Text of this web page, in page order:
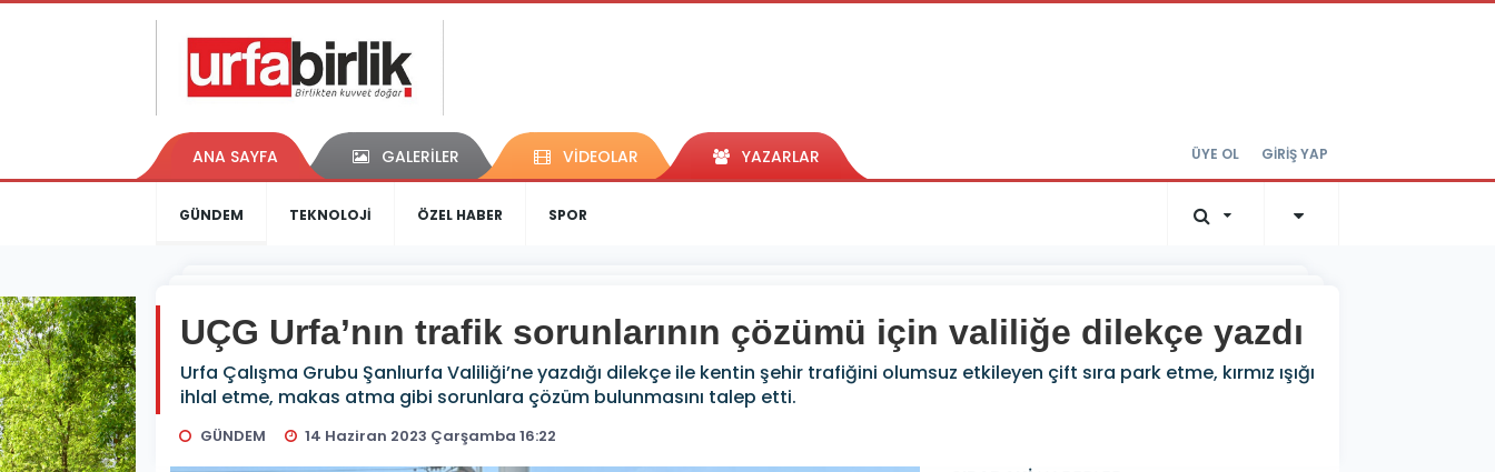
ANA SAYFA GALERİLER VİDEOLAR YAZARLAR ÜYE OL GİRİŞ YAP
GÜNDEM TEKNOLOJİ ÖZEL HABER SPOR
UÇG Urfa’nın trafik sorunlarının çözümü için valiliğe dilekçe yazdı
Urfa Çalışma Grubu Şanlıurfa Valiliği’ne yazdığı dilekçe ile kentin şehir trafiğini olumsuz etkileyen çift sıra park etme, kırmız ışığı
ihlal etme, makas atma gibi sorunlara çözüm bulunmasını talep etti.
GÜNDEM 14 Haziran 2023 Çarşamba 16:22